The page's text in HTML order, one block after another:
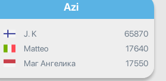
Azi
J. K
65870
Matteo
17640
Маг Ангелика 17550